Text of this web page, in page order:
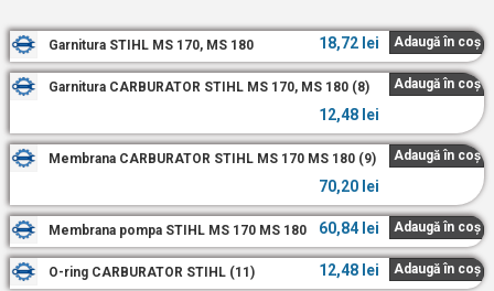
Garnitura STIHL MS 170, MS 180 18,72 lei Adaugă în coș
Garnitura CARBURATOR STIHL MS 170, MS 180 (8)
12,48 lei
Adaugă în coș
Membrana CARBURATOR STIHL MS 170 MS 180 (9)
70,20 lei
Adaugă în coș
Membrana pompa STIHL MS 170 MS 180 60,84 lei Adaugă în coș
O-ring CARBURATOR STIHL (11) 12,48 lei Adaugă în coș